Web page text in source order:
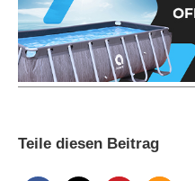
Teile diesen Beitrag